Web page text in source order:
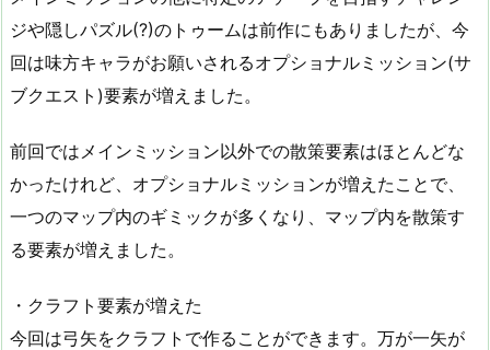
ジや隠しパズル(?)のトゥームは前作にもありましたが、今
回は味方キャラがお願いされるオプショナルミッション(サ
ブクエスト)要素が増えました。
前回ではメインミッション以外での散策要素はほとんどな
かったけれど、オプショナルミッションが増えたことで、
一つのマップ内のギミックが多くなり、マップ内を散策す
る要素が増えました。
・クラフト要素が増えた
今回は弓矢をクラフトで作ることができます。万が一矢が